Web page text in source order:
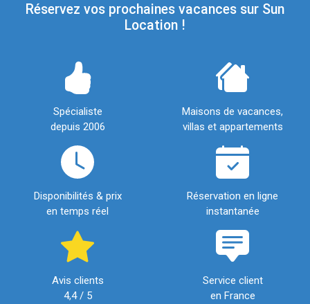
Réservez vos prochaines vacances sur Sun
Location !
Spécialiste
depuis 2006
Maisons de vacances,
villas et appartements
Disponibilités & prix
en temps réel
Réservation en ligne
instantanée
Avis clients
4,4 / 5
Service client
en France